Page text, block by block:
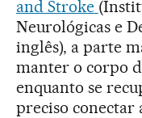
and Stroke
Neurológicas e
inglês), a parte
manter o corpo
enquanto se
preciso conectar